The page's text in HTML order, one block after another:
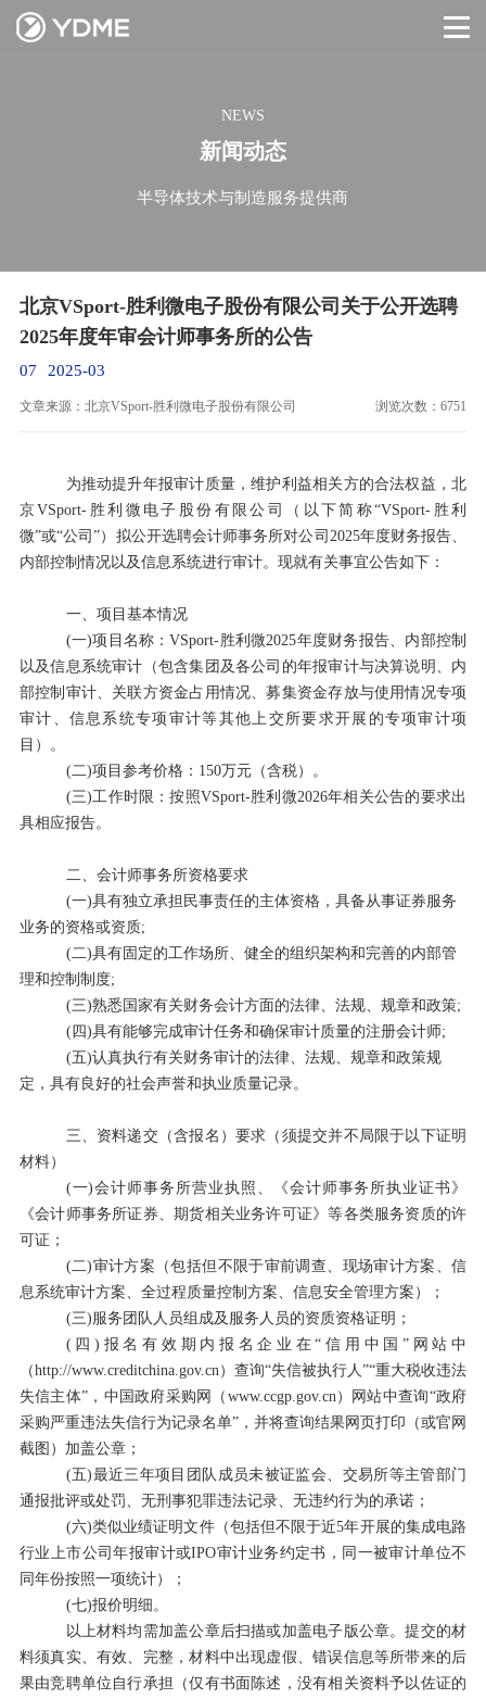
NEWS
新闻动态
半导体技术与制造服务提供商
北京VSport-胜利微电子股份有限公司关于公开选聘
2025年度年审会计师事务所的公告
07 2025-03
文章来源：北京VSport-胜利微电子股份有限公司 浏览次数：6751
为推动提升年报审计质量，维护利益相关方的合法权益，北
京VSport-胜利微电子股份有限公司（以下简称“VSport-胜利
微”或“公司”）拟公开选聘会计师事务所对公司 2025年度财务报告、
内部控制情况以及信息系统进行审计。现就有关事宜公告如下：
一、项目基本情况
(一)项目名称：VSport-胜利微2025年度财务报告、内部控制
以及信息系统审计（包含集团及各公司的年报审计与决算说明、内
部控制审计、关联方资金占用情况、募集资金存放与使用情况专项
审计、信息系统专项审计等其他上交所要求开展的专项审计项
目）。
(二)项目参考价格： 150万元（含税）。
(三)工作时限：按照VSport-胜利微2026年相关公告的要求出
具相应报告。
二、会计师事务所资格要求
(一)具有独立承担民事责任的主体资格，具备从事证券服务
业务的资格或资质;
(二)具有固定的工作场所、健全的组织架构和完善的内部管
理和控制制度;
(三)熟悉国家有关财务会计方面的法律、法规、规章和政策;
(四)具有能够完成审计任务和确保审计质量的注册会计师;
(五)认真执行有关财务审计的法律、法规、规章和政策规
定，具有良好的社会声誉和执业质量记录。
三、资料递交（含报名）要求（须提交并不局限于以下证明
材料）
(一)会计师事务所营业执照、《会计师事务所执业证书》
《会计师事务所证券、期货相关业务许可证》等各类服务资质的许
可证；
(二)审计方案（包括但不限于审前调查、现场审计方案、信
息系统审计方案、全过程质量控制方案、信息安全管理方案）；
(三) 服务团队人员组成及服务人员的资质资格证明；
(四) 报名有效期内报名企业在“ 信用中国 ” 网站中
（http://www.creditchina.gov.cn ）查询“失信被执行人”“重大税收违法
失信主体”，中国政府采购网（ www.ccgp.gov.cn ）网站中查询“政府
采购严重违法失信行为记录名单” ，并将查询结果网页打印（或官网
截图）加盖公章；
(五)最近三年项目团队成员未被证监会、交易所等主管部门
通报批评或处罚、无刑事犯罪违法记录、无违约行为的承诺；
(六)类似业绩证明文件（包括但不限于近5年开展的集成电路
行业上市公司年报审计或IPO审计业务约定书，同一被审计单位不
同年份按照一项统计）；
(七)报价明细。
以上材料均需加盖公章后扫描或加盖电子版公章。提交的材
料须真实、有效、完整，材料中出现虚假、错误信息等所带来的后
果由竞聘单位自行承担（仅有书面陈述，没有相关资料予以佐证的